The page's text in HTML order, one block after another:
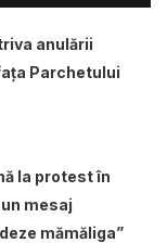
anulării
Parchetului
la protest în
mesaj
mămăliga”